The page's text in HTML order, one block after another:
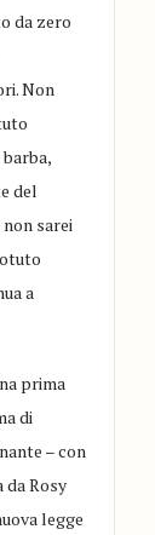
da zero
Non
del
sarei
a
prima
di
– con
Rosy
legge